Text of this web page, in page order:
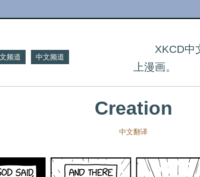
频道 中文频道
XKCD中
上漫画。
Creation
中文翻译